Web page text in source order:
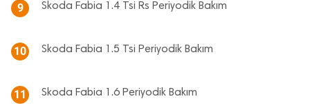
9 Skoda Fabia 1.4 Tsi Rs Periyodik Bakım
10 Skoda Fabia 1.5 Tsi Periyodik Bakım
11 Skoda Fabia 1.6 Periyodik Bakım